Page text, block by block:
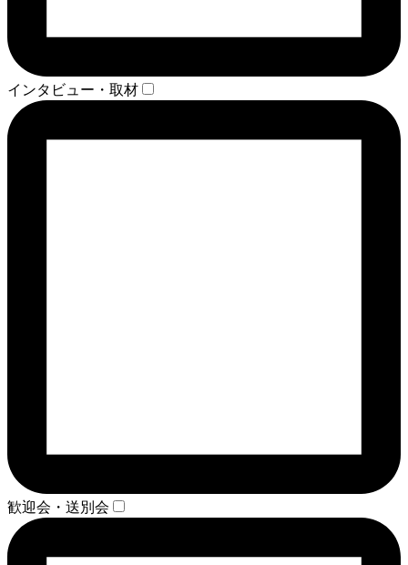
インタビュー・取材
歓迎会・送別会